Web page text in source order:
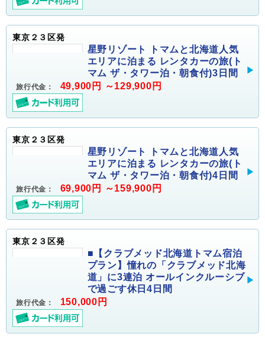
東京２３区発
星野リゾート トマムと北海道人気
エリアに泊まる レンタカーの旅(ト
マム ザ・タワー泊・朝食付)3日間
旅行代金： 49,900円 ～129,900円
東京２３区発
星野リゾート トマムと北海道人気
エリアに泊まる レンタカーの旅(ト
マム ザ・タワー泊・朝食付)4日間
旅行代金： 69,900円 ～159,900円
東京２３区発
■【クラブメッド北海道トマム宿泊
プラン】憧れの「クラブメッド北海
道」に3連泊 オールインクルーシブ
で過ごす休日4日間
旅行代金： 150,000円